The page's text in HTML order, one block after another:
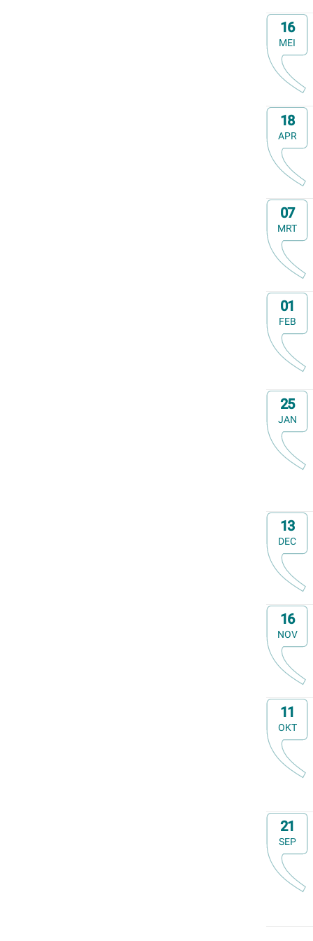
Op 16
MEI
Op 18
APR
Op 07
MRT
Op 01
FEB
Op25
JAN
Op 13
DEC
Op 16
NOV
Op 11
OKT
Op21
SEP